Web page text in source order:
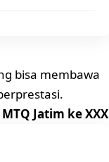
bisa membawa
Jatim ke XXX